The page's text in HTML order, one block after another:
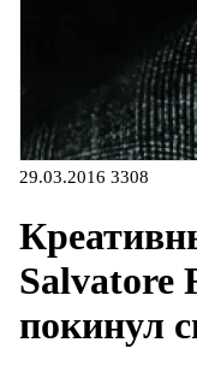
29.03.2016 3308
Salvatore
покинул